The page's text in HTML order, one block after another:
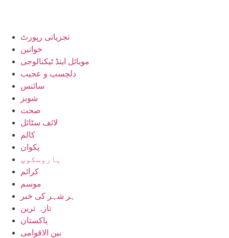
تجزیاتی رپورٹ
خواتین
موبائل اینڈ ٹیکنالوجی
دلچسپ و عجیب
سائنس
شوبز
صحت
لائف سٹائل
کالم
پکوان
ہاروسکوپ
کرائم
موسم
ہر شہر کی خبر
تازہ ترین
پاکستان
بین الاقوامی